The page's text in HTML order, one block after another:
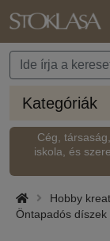
Kategóriák
Cég,
iskola, és
Hobby
Öntapadós díszek